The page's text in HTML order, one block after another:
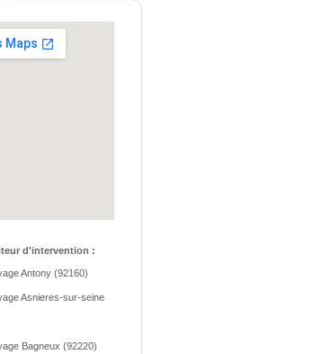
d'intervention :
Antony (92160)
Asnieres-sur-seine
Bagneux (92220)